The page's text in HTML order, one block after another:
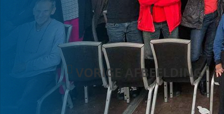
VORIGE AFBEELDING